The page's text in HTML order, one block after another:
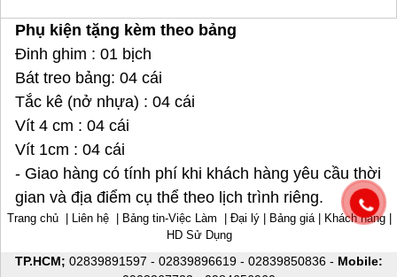
Phụ kiện tặng kèm theo bảng
Đinh ghim : 01 bịch
Bát treo bảng: 04 cái
Tắc kê (nở nhựa) : 04 cái
Vít 4 cm : 04 cái
Vít 1cm : 04 cái
- Giao hàng có tính phí khi khách hàng yêu cầu thời
gian và địa điểm cụ thể theo lịch trình riêng.
Trang chủ| Liên hệ| Bảng tin-Việc Làm Đại lý| Bảng giá| Khách hàng|
HD Sử Dụng
TP.HCM; 02839891597 - 02839896619 - 02839850836 - Mobile: